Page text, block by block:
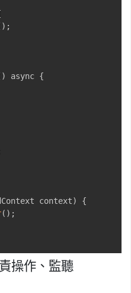
) ;
) async {
context)
{
( ) ;
操作、監聽